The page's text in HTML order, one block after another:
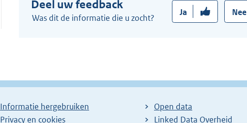
Deel uw feedback
Was dit de informatie die u zocht?
Ja Nee
Informatie hergebruiken
Privacy en cookies
Open data
Linked Data Overheid